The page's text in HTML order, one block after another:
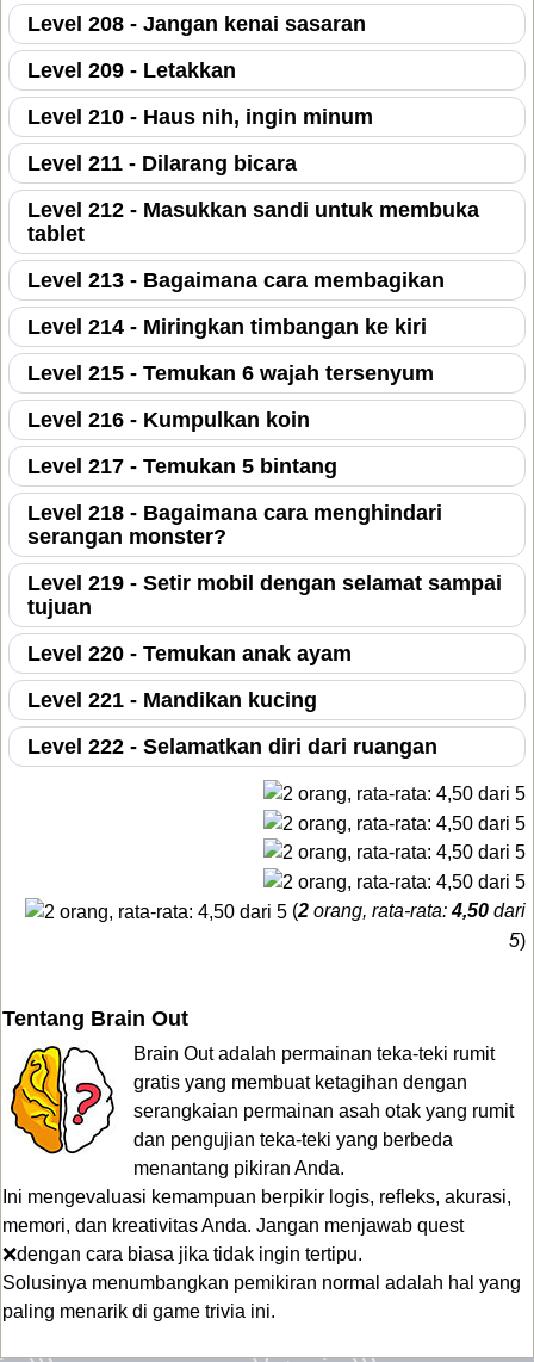
Level 208 - Jangan kenai sasaran
Level 209 - Letakkan
Level 210 - Haus nih, ingin minum
Level 211 - Dilarang bicara
Level 212 - Masukkan sandi untuk membuka
tablet
Level 213 - Bagaimana cara membagikan
Level 214 - Miringkan timbangan ke kiri
Level 215 - Temukan 6 wajah tersenyum
Level 216 - Kumpulkan koin
Level 217 - Temukan 5 bintang
Level 218 - Bagaimana cara menghindari
serangan monster?
Level 219 - Setir mobil dengan selamat sampai
tujuan
Level 220 - Temukan anak ayam
Level 221 - Mandikan kucing
Level 222 - Selamatkan diri dari ruangan
(2 orang, rata-rata:4,50 dari
5)
Tentang Brain Out
Brain Out adalah permainan teka-teki rumit
gratis yang membuat ketagihan dengan
serangkaian permainan asah otak yang rumit
dan pengujian teka-teki yang berbeda
menantang pikiran Anda.
Ini mengevaluasi kemampuan berpikir logis, refleks, akurasi,
memori, dan kreativitas Anda. Jangan menjawab quest
❌dengan cara biasa jika tidak ingin tertipu.
Solusinya menumbangkan pemikiran normal adalah hal yang
paling menarik di game trivia ini.